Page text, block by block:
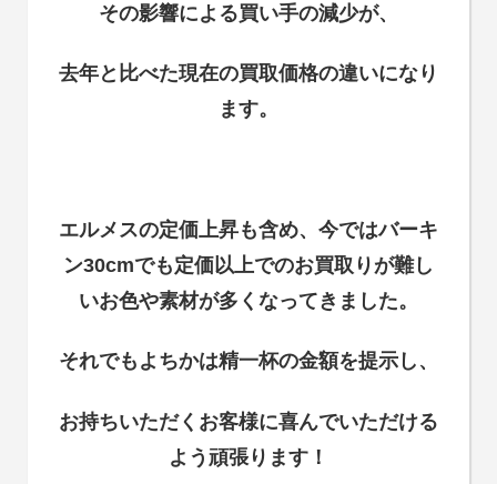
その影響による買い手の減少が、
去年と比べた現在の買取価格の違いになり
ます。
エルメスの定価上昇も含め、今ではバーキ
ン30cmでも定価以上でのお買取りが難し
いお色や素材が多くなってきました。
それでもよちかは精一杯の金額を提示し、
お持ちいただくお客様に喜んでいただける
よう頑張ります！